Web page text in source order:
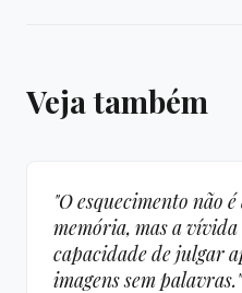
Veja também
"O esquecimento não
memória, mas a
capacidade de julgar
imagens sem palavras."